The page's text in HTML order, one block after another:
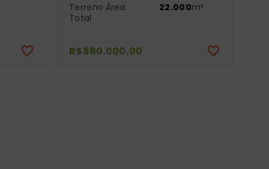
Terreno Área
Total
22.000m²
R$880.000,00